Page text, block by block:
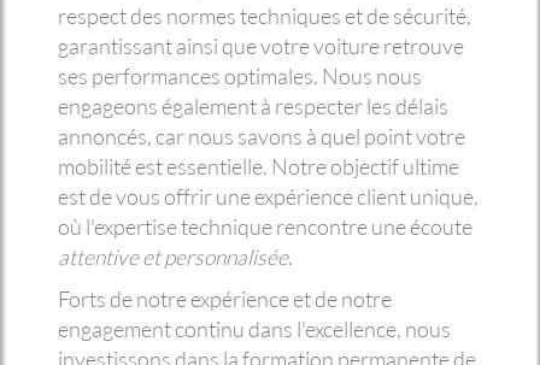
respect des normes techniques et de sécurité,
garantissant ainsi que votre voiture retrouve
ses performances optimales. Nous nous
engageons également à respecter les délais
annoncés, car nous savons à quel point votre
mobilité est essentielle. Notre objectif ultime
est de vous offrir une expérience client unique,
où l'expertise technique rencontre une écoute
attentive et personnalisée.
Forts de notre expérience et de notre
engagement continu dans l'excellence, nous
investissons dans la formation permanente de